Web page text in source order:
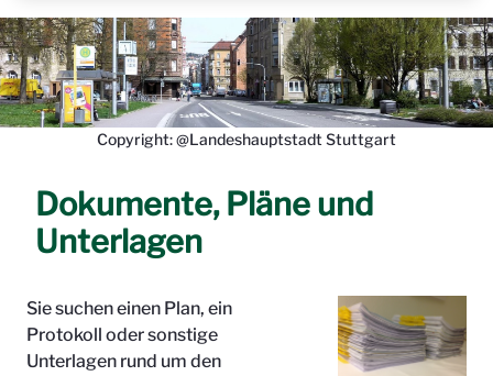
Copyright: @Landeshauptstadt Stuttgart
Dokumente, Pläne und
Unterlagen
Sie suchen einen Plan, ein
Protokoll oder sonstige
Unterlagen rund um den